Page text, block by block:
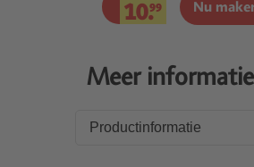
10.99 Nu
Meer
Productinformatie